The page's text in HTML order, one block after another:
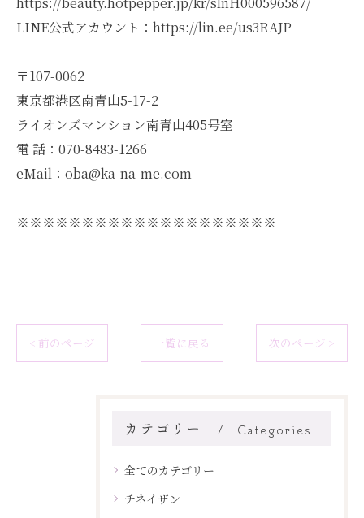
LINE公式アカウント：https://lin.ee/us3RAJP
〒107-0062
東京都港区南青山5-17-2
ライオンズマンション南青山405号室
電 話：070-8483-1266
eMail：oba@ka-na-me.com
※※※※※※※※※※※※※※※※※※※※
< 前のページ 一覧に戻る 次のページ >
カテゴリー Categories
全てのカテゴリー
チネイザン